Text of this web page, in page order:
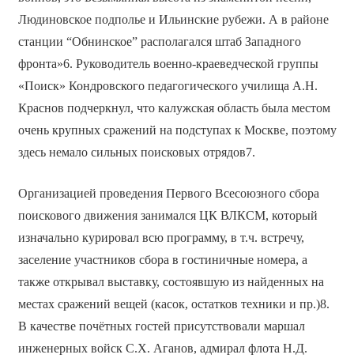
Людиновское подполье и Ильинские рубежи. А в районе
станции “Обнинское” располагался штаб Западного
фронта»6. Руководитель военно-краеведческой группы
«Поиск» Кондровского педагогического училища А.Н.
Краснов подчеркнул, что калужская область была местом
очень крупных сражений на подступах к Москве, поэтому
здесь немало сильных поисковых отрядов7.
Организацией проведения Первого Всесоюзного сбора
поискового движения занимался ЦК ВЛКСМ, который
изначально курировал всю программу, в т.ч. встречу,
заселение участников сбора в гостиничные номера, а
также открывал выставку, состоявшую из найденных на
местах сражений вещей (касок, остатков техники и пр.)8.
В качестве почётных гостей присутствовали маршал
инженерных войск С.Х. Аганов, адмирал флота Н.Д.